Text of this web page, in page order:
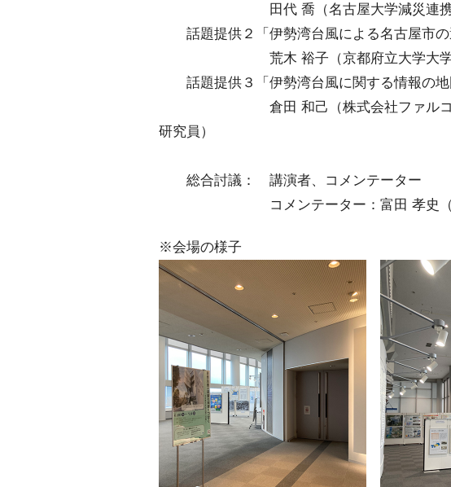
田代 喬（名古屋大学減災連携研究
話題提供２「伊勢湾台風による名古屋市の
荒木 裕子（京都府立大学大学院生
話題提供３「伊勢湾台風に関する情報の地
倉田 和己（株式会社ファルコン／
研究員）
総合討議： 講演者、コメンテーター
コメンテーター：富田 孝史（名古屋
※会場の様子